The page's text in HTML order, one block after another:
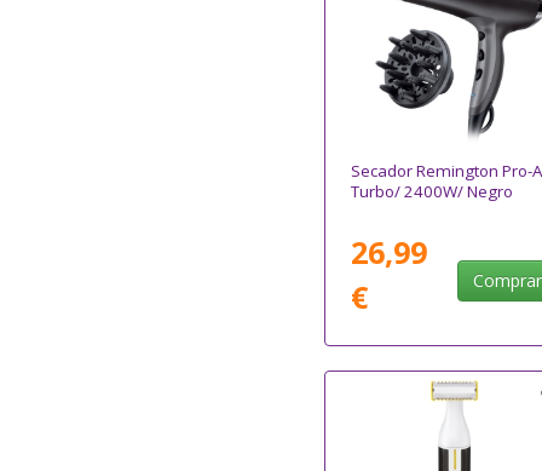
Secador Remington Pro-
Turbo/ 2400W/ Negro
26,99
€
Comprar